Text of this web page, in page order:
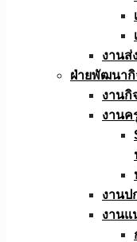
งานส่
ฝ่ายพัฒนากิ
งานกิ
งานค
งานป
งานแ